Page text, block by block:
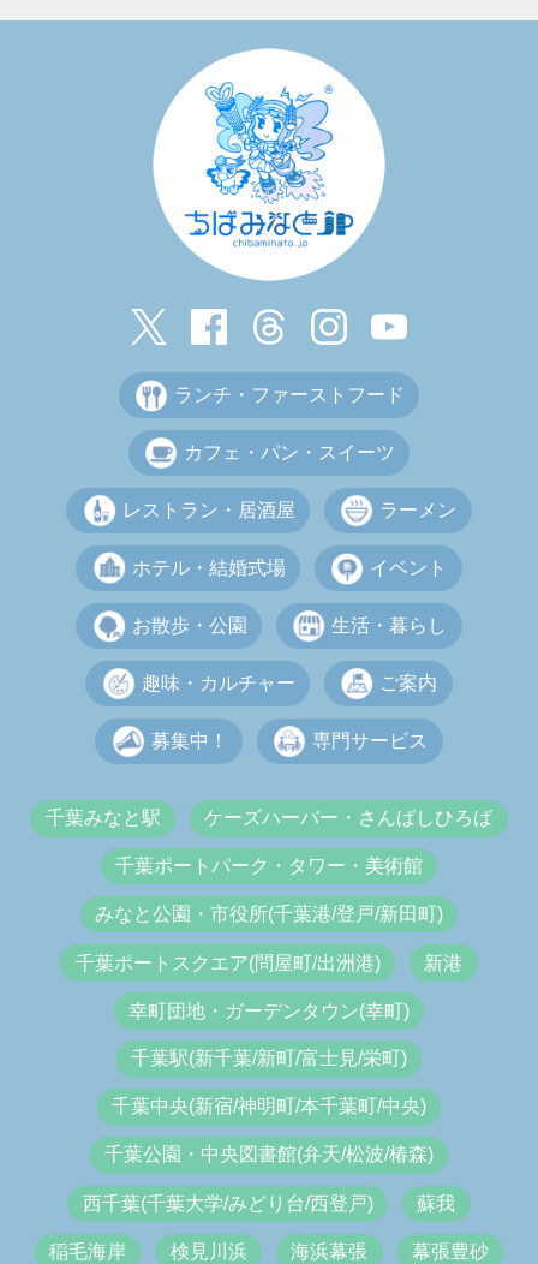
ランチ・ファーストフード
カフェ・パン・スイーツ
レストラン・居酒屋 ラーメン
ホテル・結婚式場 イベント
お散歩・公園 生活・暮らし
趣味・カルチャー ご案内
募集中！ 専門サービス
千葉みなと駅 ケーズハーバー・さんばしひろば
千葉ポートパーク・タワー・美術館
みなと公園・市役所(千葉港/登戸/新田町)
千葉ポートスクエア(問屋町/出洲港) 新港
幸町団地・ガーデンタウン(幸町)
千葉駅(新千葉/新町/富士見/栄町)
千葉中央(新宿/神明町/本千葉町/中央)
千葉公園・中央図書館(弁天/松波/椿森)
西千葉(千葉大学/みどり台/西登戸) 蘇我
稲毛海岸 検見川浜 海浜幕張 幕張豊砂